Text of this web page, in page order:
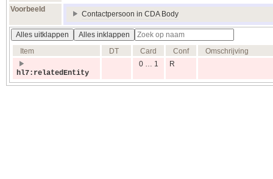
Voorbeeld
Contactpersoon in CDA Body
Alles uitklappen
Alles inklappen
Item
DT Card Conf Omschrijving
hl7:relatedEntity
0 … 1 R